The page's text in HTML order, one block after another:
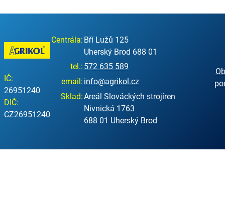
IČ:
26951240
DIČ:
CZ26951240
Centrála: Bří Lužů 125
Uherský Brod 688 01
tel.: 572 635 589
email: info@agrikol.cz
Sklad:Areál Slováckých strojíren
Nivnická 1763
688 01 Uherský Brod